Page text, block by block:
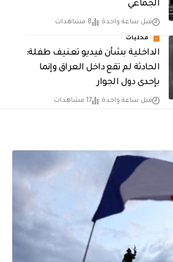
الجماعي
قبل ساعة واحدة 8 مشاهدات
محليات
الداخلية بشأن فيديو تعنيف طفلة:
الحادثة لم تقع داخل العراق وإنما
بإحدى دول الجوار
قبل ساعة واحدة 17 مشاهدات